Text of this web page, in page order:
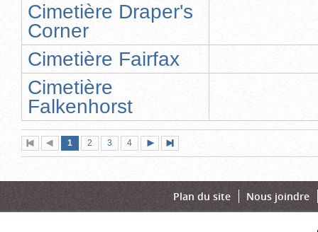
Cimetière Draper's
Corner
Cimetière Fairfax
Cimetière
Falkenhorst
Première
page
Page
précédente
Page
1 (page
actuelle)
Page
2 Page
3 Page
4
suivante
page
Plan du site Nous joindre